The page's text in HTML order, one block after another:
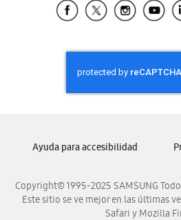
Samsung El
Samsung
Samsung
Samsung
Samsung
Copyright© 1995-2025 SAMSUNG
Este sitio se ve mejor en las últimas
Safari y Mozilla
Ayuda para accesibilidad